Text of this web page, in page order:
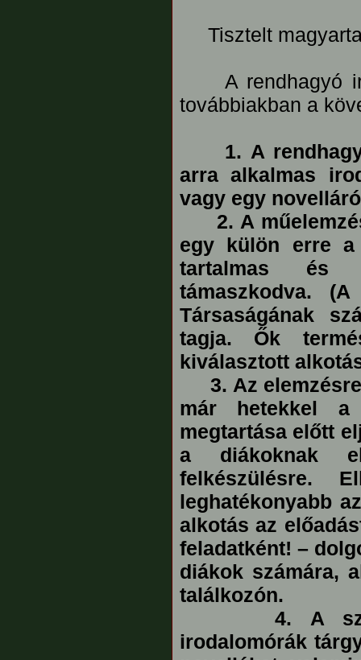
Tisztelt
A rendhagyó
továbbiakban a
1. A
arra alkalmas
vagy egy
2. A
egy külön erre
tartalmas és
támaszkodva.
Társaságának
tagja. Ők
kiválasztott
3. Az
már hetekkel a
megtartása előtt
a diákoknak
felkészülésre.
leghatékonyabb
alkotás az
feladatként! –
diákok számára,
találkozón.
4. A
irodalomórák